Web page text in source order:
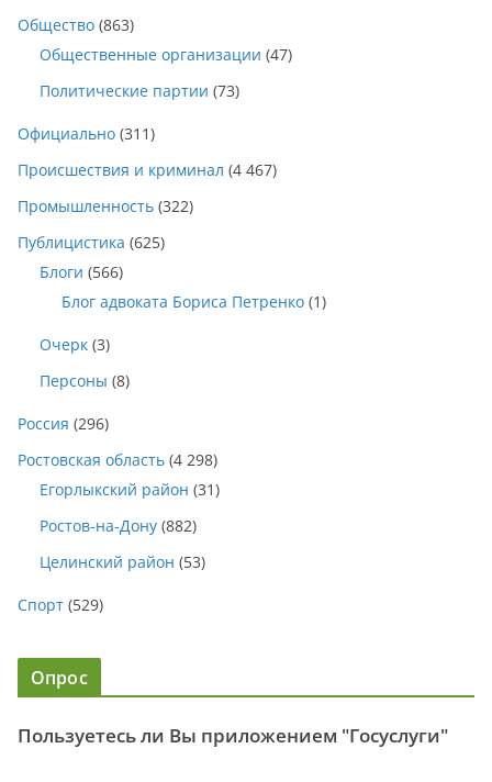
Общество (863)
Общественные организации (47)
Политические партии (73)
Официально (311)
Происшествия и криминал (4 467)
Промышленность (322)
Публицистика (625)
Блоги (566)
Блог адвоката Бориса Петренко (1)
Очерк (3)
Персоны (8)
Россия (296)
Ростовская область (4 298)
Егорлыкский район (31)
Ростов-на-Дону (882)
Целинский район (53)
Спорт (529)
Опрос
Пользуетесь ли Вы приложением "Госуслуги"